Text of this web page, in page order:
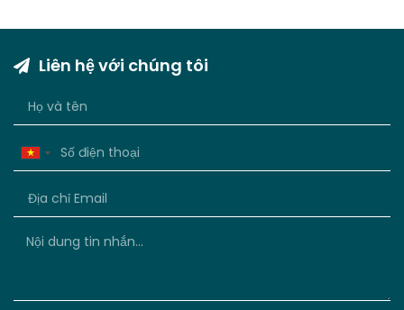
Liên hệ với chúng tôi
Vietnam